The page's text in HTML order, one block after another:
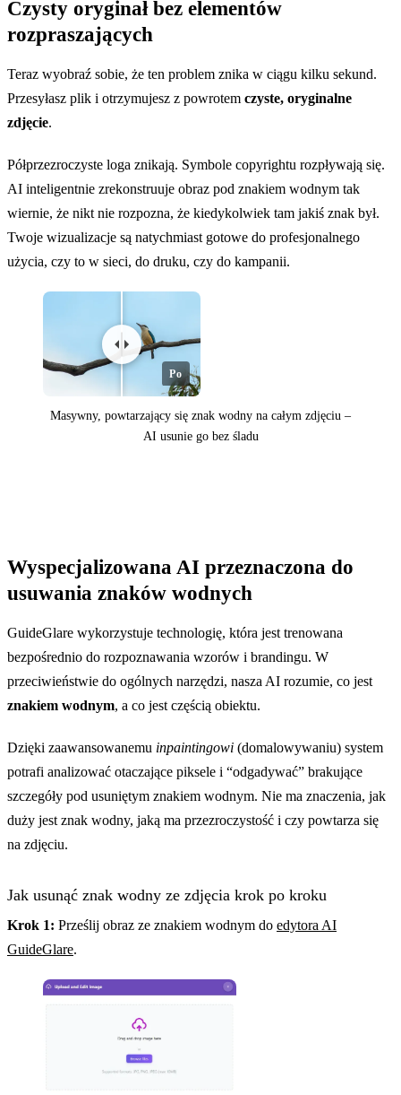
Czysty oryginał bez elementów
rozpraszających
Teraz wyobraź sobie, że ten problem znika w ciągu kilku sekund.
Przesyłasz plik i otrzymujesz z powrotem czyste, oryginalne
zdjęcie.
Półprzezroczyste loga znikają. Symbole copyrightu rozpływają się.
AI inteligentnie zrekonstruuje obraz pod znakiem wodnym tak
wiernie, że nikt nie rozpozna, że kiedykolwiek tam jakiś znak był.
Twoje wizualizacje są natychmiast gotowe do profesjonalnego
użycia, czy to w sieci, do druku, czy do kampanii.
Po
Masywny, powtarzający się znak wodny na całym zdjęciu –
AI usunie go bez śladu
Wyspecjalizowana AI przeznaczona do
usuwania znaków wodnych
GuideGlare wykorzystuje technologię, która jest trenowana
bezpośrednio do rozpoznawania wzorów i brandingu. W
przeciwieństwie do ogólnych narzędzi, nasza AI rozumie, co jest
znakiem wodnym, a co jest częścią obiektu.
Dzięki zaawansowanemu inpaintingowi (domalowywaniu) system
potrafi analizować otaczające piksele i “odgadywać” brakujące
szczegóły pod usuniętym znakiem wodnym. Nie ma znaczenia, jak
duży jest znak wodny, jaką ma przezroczystość i czy powtarza się
na zdjęciu.
Jak usunąć znak wodny ze zdjęcia krok po kroku
Krok 1: Prześlij obraz ze znakiem wodnym do edytora AI
GuideGlare.